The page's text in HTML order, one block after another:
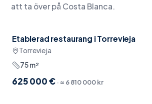
att ta över på Costa Blanca.
Nära restauranger
Etablerad restaurang i Torrevieja
Torrevieja
75m²
625 000 € · ≈ 6 810 000 kr